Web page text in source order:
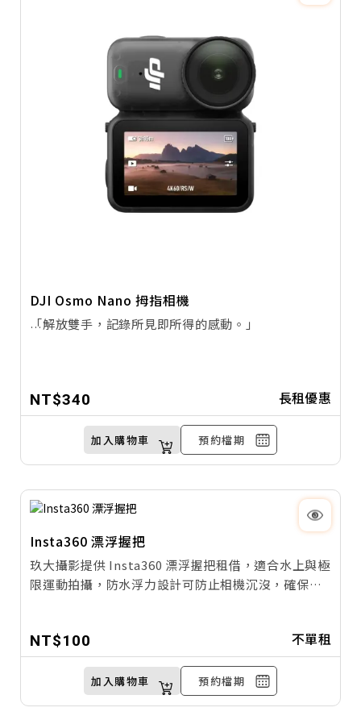
DJI Osmo Nano 拇指相機
「解放雙手，記錄所見即所得的感動。」
量機身與強大的 磁吸快拆生態。無論是騎行、登山、
還是紀錄與孩子寵物的親密互動，只需輕輕一吸，即
可開始 4K/60fps 的高畫質錄影。
件，即使在劇烈運動或低光環境下，也能拍出穩定清
晰的畫面。別再讓手持相機成為你的負擔，租借 DJI
Osmo Nano，用最輕鬆的方式，完美復刻你的第一人
稱視角體驗！
NT$340 長租優惠
加入購物車 預約檔期
Insta360 漂浮握把
玖大攝影提供 Insta360 漂浮握把租借，適合水上與極
限運動拍攝，防水浮力設計可防止相機沉沒，確保安
NT$100 不單租
加入購物車 預約檔期